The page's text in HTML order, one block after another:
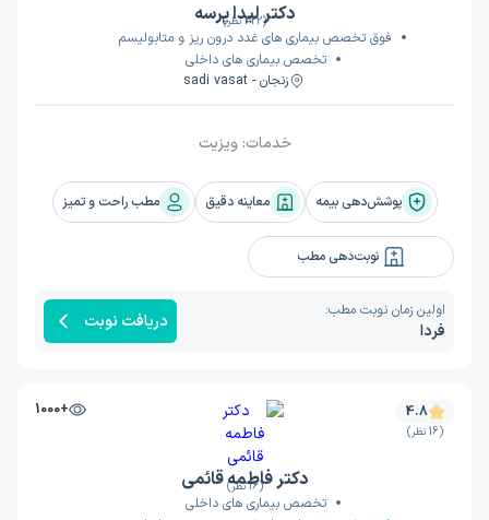
(322 نظر)
دکتر لیدا پرسه
فوق تخصص بیماری های غدد درون ریز و متابولیسم
تخصص بیماری های داخلی
زنجان - sadi vasat
خدمات:ویزیت
پوشش‌دهی بیمه معاینه دقیق مطب راحت و تمیز
نوبت‌دهی مطب
اولین زمان نوبت مطب:
فردا دریافت نوبت
(16 نظر)
+1000 4.8
(16 نظر)
دکتر فاطمه قائمی
تخصص بیماری های داخلی